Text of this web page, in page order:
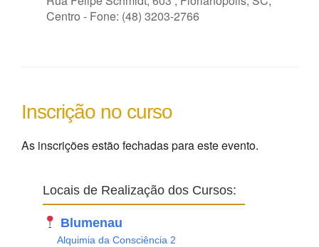
Centro - Fone: (48) 3203-2766
As inscrições estão fechadas para este evento.
Locais de Realização dos Cursos:
Blumenau
Alquimia da Consciência 2